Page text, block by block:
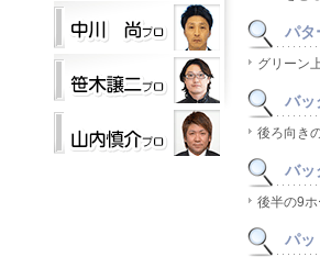
パタ
グリーン
バ
後ろ向き
バ
後半の9ホ
パッ